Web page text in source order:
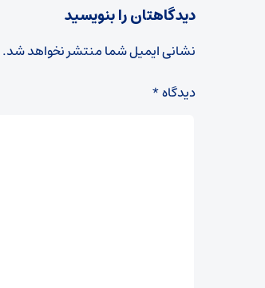
دیدگاهتان را بنویسید
نشانی ایمیل شما منتشر نخواهد شد.
دیدگاه*